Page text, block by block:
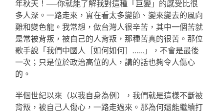
年秋天！──你就能了解我對這種「巨變」的感受比很
多人深。一路走來，實在看太多變節、變來變去的風向
雞和變色龍。我常想，做台灣人很辛苦，其中一個苦就
是常被背叛，被自己的人背叛，那種苦真的很苦。那位
歌手說「我們中國人［如何如何］……」，不會是最後
一次；只是位於政治高位的人，講的話也夠令人傷心
的。
半個世紀以來（以我自身為例），我們就是這樣不斷被
背叛，被自己人傷心，一路走過來。那為何還能繼續打